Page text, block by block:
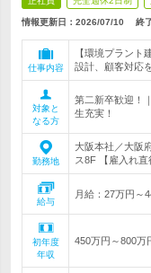
情報更新日：2026/07/10 終
仕事内容
【環境プラント
設計、顧客対応
対象と
なる方
第二新卒歓迎！
生充実！
勤務地
大阪本社／大阪
ス8F 【雇入れ
給与
月給：27万円～
初年度
年収
450万円～800万